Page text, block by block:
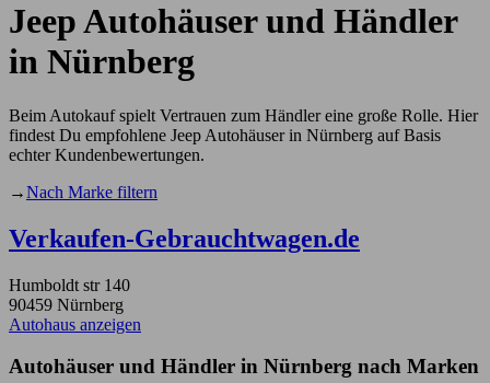
Jeep Autohäuser und Händler
in Nürnberg
Beim Autokauf spielt Vertrauen zum Händler eine große Rolle. Hier
findest Du empfohlene Jeep Autohäuser in Nürnberg auf Basis
echter Kundenbewertungen.
→Nach Marke filtern
Verkaufen-Gebrauchtwagen.de
Humboldt str 140
90459 Nürnberg
Autohaus anzeigen
Autohäuser und Händler in Nürnberg nach Marken